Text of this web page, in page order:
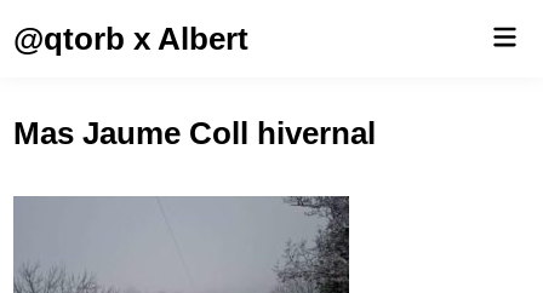
@qtorb x Albert
Mas Jaume Coll hivernal